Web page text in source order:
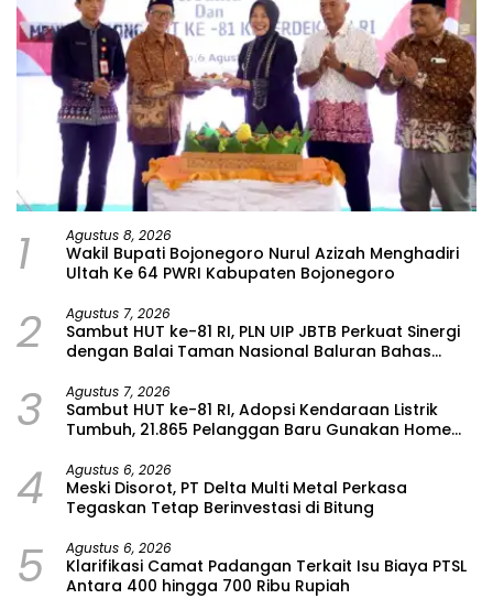
1 Agustus 8, 2026
Wakil Bupati Bojonegoro Nurul Azizah Menghadiri
Ultah Ke 64 PWRI Kabupaten Bojonegoro
2 Agustus 7, 2026
Sambut HUT ke-81 RI, PLN UIP JBTB Perkuat Sinergi
dengan Balai Taman Nasional Baluran Bahas
Watudodol/Kalipuro
3 Agustus 7, 2026
Sambut HUT ke-81 RI, Adopsi Kendaraan Listrik
Tumbuh, 21.865 Pelanggan Baru Gunakan Home
4 Agustus 6, 2026
Meski Disorot, PT Delta Multi Metal Perkasa
Tegaskan Tetap Berinvestasi di Bitung
5 Agustus 6, 2026
Klarifikasi Camat Padangan Terkait Isu Biaya PTSL
Antara 400 hingga 700 Ribu Rupiah